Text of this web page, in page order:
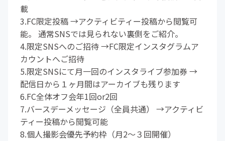
載
3.FC限定投稿 →アクティビティー投稿から閲覧可
能。 通常SNSでは見られない裏側をご紹介。
4.限定SNSへのご招待 →FC限定インスタグラムア
カウントへご招待
5.限定SNSにて月一回のインスタライブ参加券 →
配信日から１ヶ月間はアーカイブも残ります
6.FC全体オフ会年1回or2回
7.バースデーメッセージ（全員共通） →アクティビ
ティー投稿から閲覧可能
8.個人撮影会優先予約枠（月2〜３回開催）